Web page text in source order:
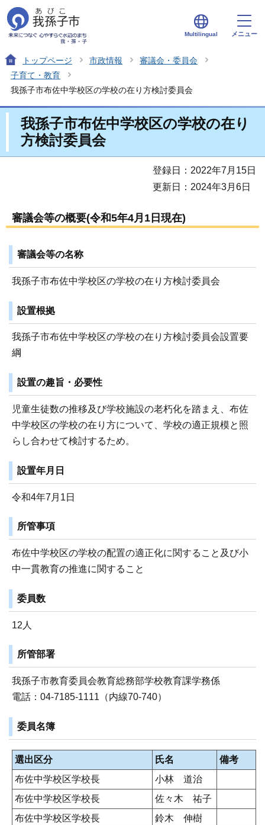
Multilingual メニュー
トップページ 市政情報
審議会・委員会
子育て・教育
我孫子市布佐中学校区の学校の在り方検討委員会
我孫子市布佐中学校区の学校の在り
方検討委員会
登録日：2022年7月15日
更新日：2024年3月6日
審議会等の概要(令和5年4月1日現在)
審議会等の名称
我孫子市布佐中学校区の学校の在り方検討委員会
設置根拠
我孫子市布佐中学校区の学校の在り方検討委員会設置要
綱
設置の趣旨・必要性
児童生徒数の推移及び学校施設の老朽化を踏まえ、布佐
中学校区の学校の在り方について、学校の適正規模と照
らし合わせて検討するため。
設置年月日
令和4年7月1日
所管事項
布佐中学校区の学校の配置の適正化に関すること及び小
中一貫教育の推進に関すること
委員数
12人
所管部署
我孫子市教育委員会教育総務部学校教育課学務係
電話：04-7185-1111（内線70-740）
委員名簿
選出区分 氏名
備考
布佐中学校区学校長
小林 道治
布佐中学校区学校長
佐々木 祐子
布佐中学校区学校長
鈴木 伸樹